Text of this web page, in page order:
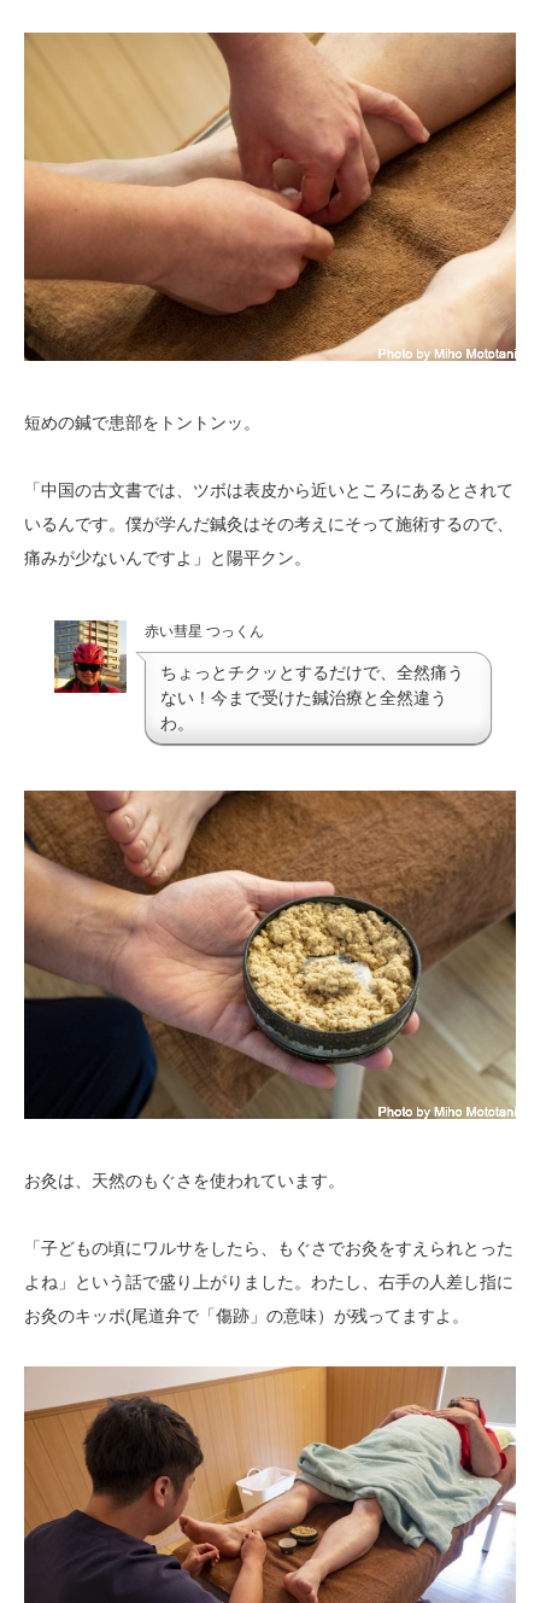
短めの鍼で患部をトントンッ。
「中国の古文書では、ツボは表皮から近いところにあるとされて
いるんです。僕が学んだ鍼灸はその考えにそって施術するので、
痛みが少ないんですよ」と陽平クン。
赤い彗星 つっくん
ちょっとチクッとするだけで、全然痛う
ない！今まで受けた鍼治療と全然違う
わ。
お灸は、天然のもぐさを使われています。
「子どもの頃にワルサをしたら、もぐさでお灸をすえられとった
よね」という話で盛り上がりました。わたし、右手の人差し指に
お灸のキッポ(尾道弁で「傷跡」の意味）が残ってますよ。